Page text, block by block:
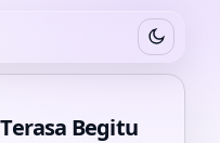
Switch to
Begitu